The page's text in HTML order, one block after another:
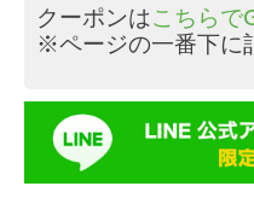
クーポンはこちらで
※ページの一番下に